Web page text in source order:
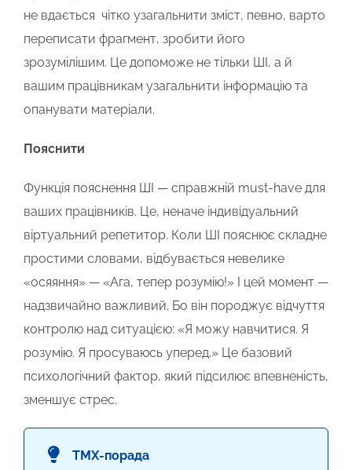
невдається чітко узагальнити зміст, певно, варто
переписати фрагмент, зробити його
зрозумілішим. Це допоможе не тільки ШІ, а й
вашим працівникам узагальнити інформацію та
опанувати матеріали.
Пояснити
Функція пояснення ШІ — справжній must-have для
ваших працівників. Це, неначе індивідуальний
віртуальний репетитор. Коли ШІ пояснює складне
простими словами, відбувається невелике
«осяяння» — «Ага, тепер розумію!» І цей момент —
надзвичайно важливий. Бо він породжує відчуття
контролю над ситуацією: «Я можу навчитися. Я
розумію. Я просуваюсь уперед.» Це базовий
психологічний фактор, який підсилює впевненість,
зменшує стрес.
TMX-порада